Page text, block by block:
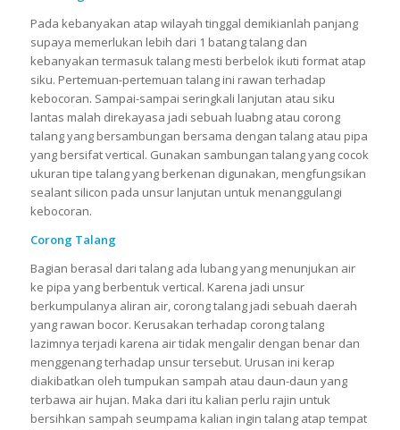
Pada kebanyakan atap wilayah tinggal demikianlah panjang
supaya memerlukan lebih dari 1 batang talang dan
kebanyakan termasuk talang mesti berbelok ikuti format atap
siku. Pertemuan-pertemuan talang ini rawan terhadap
kebocoran. Sampai-sampai seringkali lanjutan atau siku
lantas malah direkayasa jadi sebuah luabng atau corong
talang yang bersambungan bersama dengan talang atau pipa
yang bersifat vertical. Gunakan sambungan talang yang cocok
ukuran tipe talang yang berkenan digunakan, mengfungsikan
sealant silicon pada unsur lanjutan untuk menanggulangi
kebocoran.
Corong Talang
Bagian berasal dari talang ada lubang yang menunjukan air
ke pipa yang berbentuk vertical. Karena jadi unsur
berkumpulanya aliran air, corong talang jadi sebuah daerah
yang rawan bocor. Kerusakan terhadap corong talang
lazimnya terjadi karena air tidak mengalir dengan benar dan
menggenang terhadap unsur tersebut. Urusan ini kerap
diakibatkan oleh tumpukan sampah atau daun-daun yang
terbawa air hujan. Maka dari itu kalian perlu rajin untuk
bersihkan sampah seumpama kalian ingin talang atap tempat